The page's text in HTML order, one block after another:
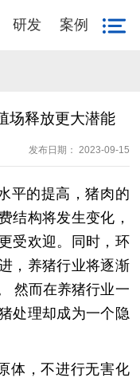
研发 案例
场释放更大潜能
发布日期： 2023-09-15
平的提高，猪肉的
结构将发生变化，
受欢迎。同时，环
，养猪行业将逐渐
然而在养猪行业一
处理却成为一个隐
体，不进行无害化